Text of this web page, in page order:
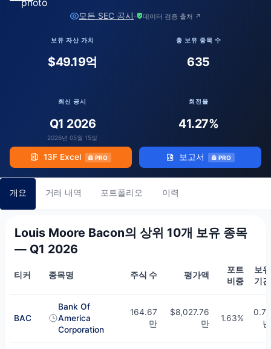
모든 SEC 공시· 데이터 검증 출처 ↗
보유 자산 가치
$49.19억
총 보유 종목 수
635
최신 공시
Q1 2026
2026년 05월 15일
회전율
41.27%
13F Excel PRO 보고서 PRO
개요 거래 내역 포트폴리오 이력
Louis Moore Bacon의 상위 10개 보유 종목
— Q1 2026
티커 종목명 주식 수 평가액
포트
비중
보유
기간
BAC
Bank Of
America
Corporation
164.67
만
$8,027.76
만
1.63%
0.75
년